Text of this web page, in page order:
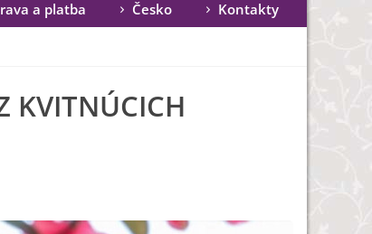
a platba Česko Kontakty
KVITNÚCICH